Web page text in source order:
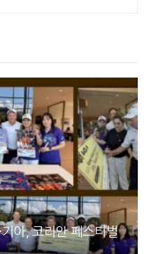
아, 코리안 페스티벌